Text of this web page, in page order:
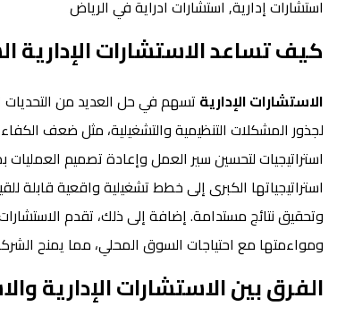
استشارات إدارية, استشارات ادراية في الرياض
كيف تساعد الاستشارات الإدارية
الاستشارات الإدارية تسهم في حل العديد من
لجذور المشكلات التنظيمية والتشغيلية، مثل ضعف
استراتيجيات لتحسين سير العمل وإعادة تصميم
استراتيجياتها الكبرى إلى خطط تشغيلية واقعية قابلة
وتحقيق نتائج مستدامة. إضافة إلى ذلك، تقدم
ومواءمتها مع احتياجات السوق المحلي، مما يمنح
الفرق بين الاستشارات الإدارية